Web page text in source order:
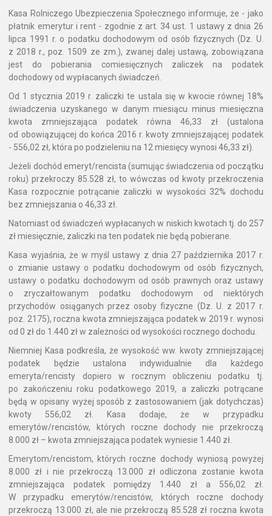
Kasa Rolniczego Ubezpieczenia Społecznego informuje, że - jako
płatnik emerytur i rent - zgodnie z art. 34 ust. 1 ustawy z dnia 26
lipca 1991 r. o podatku dochodowym od osób fizycznych (Dz. U.
z 2018 r., poz. 1509 ze zm.), zwanej dalej ustawą, zobowiązana
jest do pobierania comiesięcznych zaliczek na podatek
dochodowy od wypłacanych świadczeń.
Od 1 stycznia 2019 r. zaliczki te ustala się w kwocie równej 18%
świadczenia uzyskanego w danym miesiącu minus miesięczna
kwota zmniejszająca podatek równa 46,33 zł (ustalona
od obowiązującej do końca 2016 r. kwoty zmniejszającej podatek
- 556,02 zł, która po podzieleniu na 12 miesięcy wynosi 46,33 zł).
Jeżeli dochód emeryt/rencista (sumując świadczenia od początku
roku) przekroczy 85.528 zł, to wówczas od kwoty przekroczenia
Kasa rozpocznie potrącanie zaliczki w wysokości 32% dochodu
bez zmniejszania o 46,33 zł.
Natomiast od świadczeń wypłacanych w niskich kwotach tj. do 257
zł miesięcznie, zaliczki na ten podatek nie będą pobierane.
Kasa wyjaśnia, że w myśl ustawy z dnia 27 października 2017 r.
o zmianie ustawy o podatku dochodowym od osób fizycznych,
ustawy o podatku dochodowym od osób prawnych oraz ustawy
o zryczałtowanym podatku dochodowym od niektórych
przychodów osiąganych przez osoby fizyczne (Dz. U. z 2017 r.
poz. 2175), roczna kwota zmniejszająca podatek w 2019 r. wynosi
od 0 zł do 1.440 zł w zależności od wysokości rocznego dochodu.
Niemniej Kasa podkreśla, że wysokość ww. kwoty zmniejszającej
podatek będzie ustalona indywidualnie dla każdego
emeryta/rencisty dopiero w rocznym obliczeniu podatku tj.
po zakończeniu roku podatkowego 2019, a zaliczki potrącane
będą w opisany wyżej sposób z zastosowaniem (jak dotychczas)
kwoty 556,02 zł. Kasa dodaje, że w przypadku
emerytów/rencistów, których roczne dochody nie przekroczą
8.000 zł – kwota zmniejszająca podatek wyniesie 1.440 zł.
Emerytom/rencistom, których roczne dochody wyniosą powyżej
8.000 zł i nie przekroczą 13.000 zł odliczona zostanie kwota
zmniejszająca podatek pomiędzy 1.440 zł a 556,02 zł.
W przypadku emerytów/rencistów, których roczne dochody
przekroczą 13.000 zł, ale nie przekroczą 85.528 zł roczna kwota